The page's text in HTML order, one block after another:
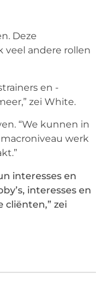
Deze
veel andere rollen
en -
zei White.
“We kunnen in
werk
interesses en
interesses en
cliënten,” zei